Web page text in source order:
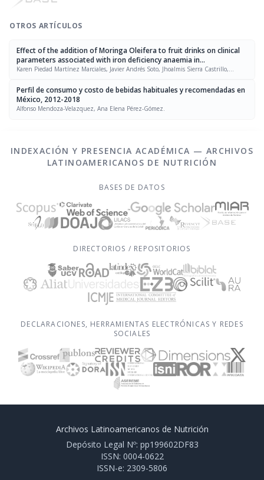
OTROS ARTÍCULOS
Effect of the addition of Moringa Oleifera to fruit drinks on clinical
parameters associated with iron deficiency anaemia in
schoolchildren
Karen Piedad Martínez Marciales, Javier Andrés Soto, Jhoalmis Sierra Castrillo,
Gómez Rave.
Perfil de consumo y costo de bebidas habituales y recomendadas en
México, 2012-2018
Alfonso Mendoza-Velazquez, Ana Elena Pérez-Gómez.
INDEXACIÓN Y PRESENCIA ACADÉMICA — ARCHIVOS
LATINOAMERICANOS DE NUTRICIÓN
BASES DE DATOS
DIRECTORIOS / REPOSITORIOS
DECLARACIONES, HERRAMIENTAS ELECTRÓNICAS Y REDES
SOCIALES
Archivos Latinoamericanos de Nutrición
Depósito Legal Nº: pp199602DF83
ISSN: 0004-0622
ISSN-e: 2309-5806